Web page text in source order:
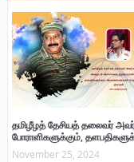
தமிழீழத் தேசியத் தலைவர்
போராளிகளுக்கும்,
November 25, 2024